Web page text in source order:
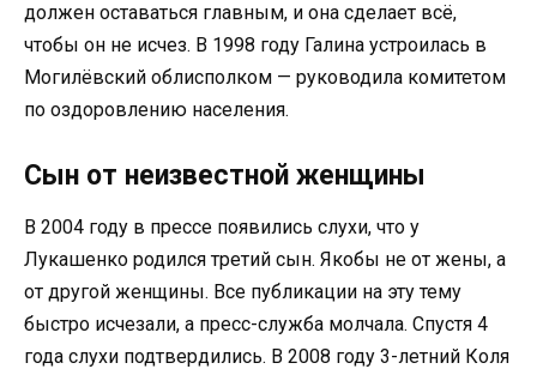
должен оставаться главным, и она сделает всё,
чтобы он не исчез. В 1998 году Галина устроилась в
Могилёвский облисполком — руководила комитетом
по оздоровлению населения.
Сын от неизвестной женщины
В 2004 году в прессе появились слухи, что у
Лукашенко родился третий сын. Якобы не от жены, а
от другой женщины. Все публикации на эту тему
быстро исчезали, а пресс-служба молчала. Спустя 4
года слухи подтвердились. В 2008 году 3-летний Коля